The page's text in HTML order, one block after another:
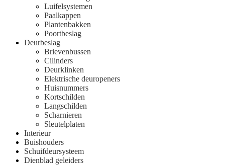
Luifelsystemen
Paalkappen
Plantenbakken
Poortbeslag
Deurbeslag
Brievenbussen
Cilinders
Deurklinken
Elektrische deuropeners
Huisnummers
Kortschilden
Langschilden
Scharnieren
Sleutelplaten
Interieur
Buishouders
Schuifdeursysteem
Dienblad geleiders